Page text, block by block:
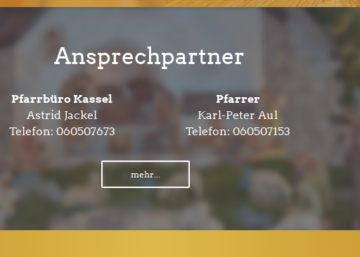
Ansprechpartner
Pfarrbüro Kassel
Astrid Jackel
Telefon: 060507673
Pfarrer
Karl-Peter Aul
Telefon:060507153
mehr...